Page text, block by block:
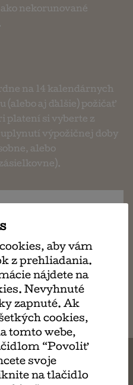
nekorunované
na 14 kalendárnych
(alebo aj ďalšie) požičať
platení si vyberte z
výpožičnej doby
alebo
€
aby vám
z prehliadania.
nájdete na
Nevyhnuté
zapnuté. Ak
cookies,
tomto webe,
“Povoliť
svoje
na tlačidlo